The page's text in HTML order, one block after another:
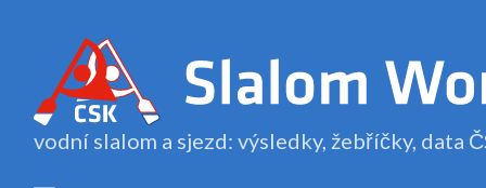
vodní slalom a sjezd: výsledky, žebříčky, data